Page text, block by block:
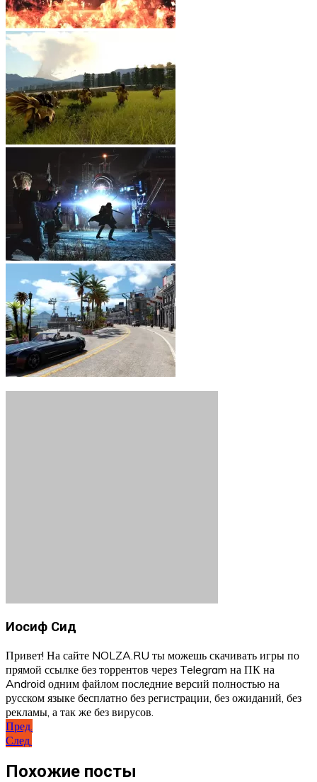
Иосиф Сид
Привет! На сайте NOLZA.RU ты можешь скачивать игры по
прямой ссылке без торрентов через Telegram на ПК на
Android одним файлом последние версий полностью на
русском языке бесплатно без регистрации, без ожиданий, без
рекламы, а так же без вирусов.
Навигация
по
записям
Пред.
След.
Похожие посты